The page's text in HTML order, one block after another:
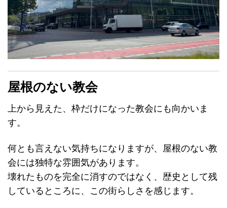
屋根のない教会
上から見えた、枠だけになった教会にも向かいま
す。
何とも言えない気持ちになりますが、屋根のない教
会には独特な雰囲気があります。
壊れたものを完全に消すのではなく、歴史として残
しているところに、この街らしさを感じます。